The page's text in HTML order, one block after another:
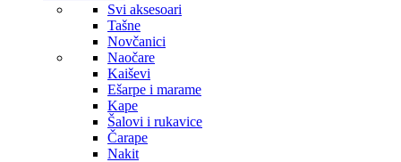
Svi aksesoari
Tašne
Novčanici
Naočare
Kaiševi
Ešarpe i marame
Kape
Šalovi i rukavice
Čarape
Nakit